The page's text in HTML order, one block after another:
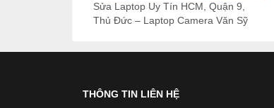
Sửa Laptop Uy Tín HCM, Quận 9,
Thủ Đức – Laptop Camera Văn Sỹ
THÔNG TIN LIÊN HỆ